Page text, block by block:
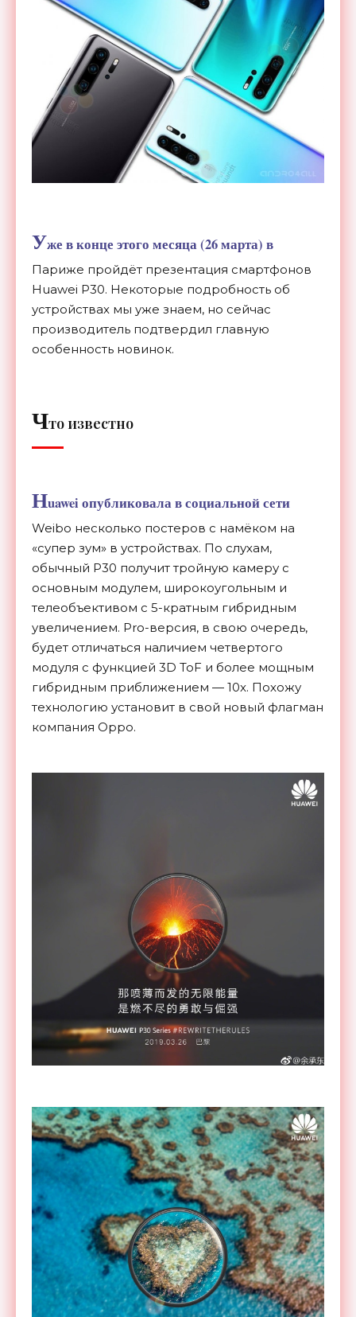
Уже в конце этого месяца (26 марта) в
Париже пройдёт презентация смартфонов
Huawei P30. Некоторые подробность об
устройствах мы уже знаем, но сейчас
производитель подтвердил главную
особенность новинок.
Что известно
Huawei опубликовала в социальной сети
Weibo несколько постеров с намёком на
«супер зум» в устройствах. По слухам,
обычный P30 получит тройную камеру с
основным модулем, широкоугольным и
телеобъективом с 5-кратным гибридным
увеличением. Pro-версия, в свою очередь,
будет отличаться наличием четвертого
модуля с функцией 3D ToF и более мощным
гибридным приближением — 10x. Похожу
технологию установит в свой новый флагман
компания Oppo.